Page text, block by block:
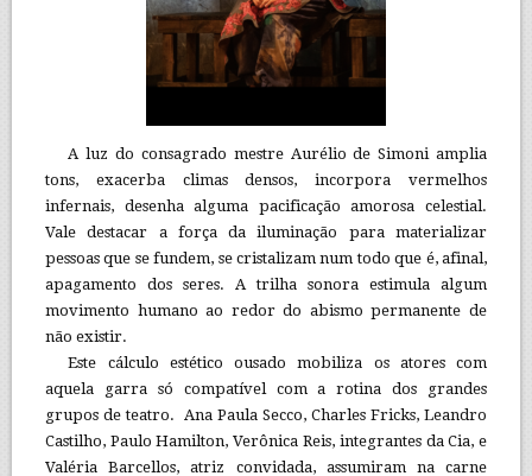
A luz do consagrado mestre Aurélio de Simoni amplia
tons, exacerba climas densos, incorpora vermelhos
infernais, desenha alguma pacificação amorosa celestial.
Vale destacar a força da iluminação para materializar
pessoas que se fundem, se cristalizam num todo que é, afinal,
apagamento dos seres. A trilha sonora estimula algum
movimento humano ao redor do abismo permanente de
não existir.
Este cálculo estético ousado mobiliza os atores com
aquela garra só compatível com a rotina dos grandes
grupos de teatro. Ana Paula Secco, Charles Fricks, Leandro
Castilho, Paulo Hamilton, Verônica Reis, integrantes da Cia, e
Valéria Barcellos, atriz convidada, assumiram na carne